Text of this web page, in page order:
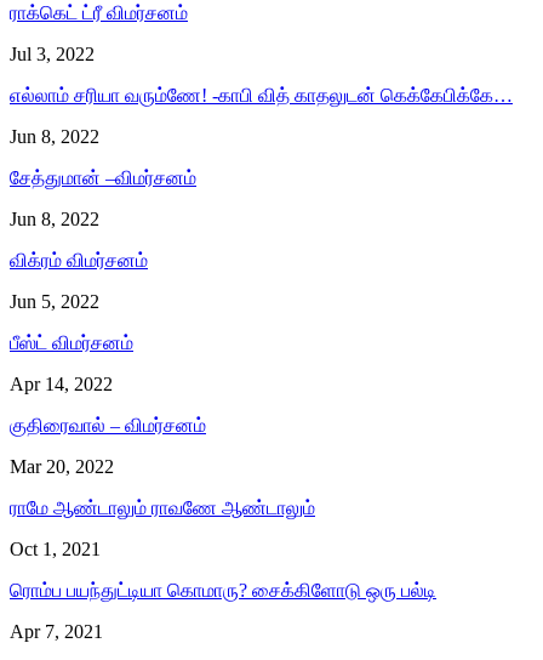
ராக்கெட் ட்ரீ விமர்சனம்
Jul 3, 2022
எல்லாம் சரியா வரும்ணே! -காபி வித் காதலுடன் கெக்கேபிக்கே…
Jun 8, 2022
சேத்துமான் –விமர்சனம்
Jun 8, 2022
விக்ரம் விமர்சனம்
Jun 5, 2022
பீஸ்ட் விமர்சனம்
Apr 14, 2022
குதிரைவால் – விமர்சனம்
Mar 20, 2022
ராமே ஆண்டாலும் ராவணே ஆண்டாலும்
Oct 1, 2021
ரொம்ப பயந்துட்டியா கொமாரு? சைக்கிளோடு ஒரு பல்டி
Apr 7, 2021